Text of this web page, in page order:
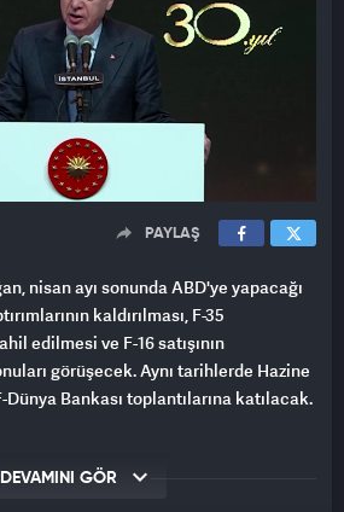
PAYLAŞ
nisan ayı sonunda ABD'ye yapacağı
kaldırılması, F-35
edilmesi ve F-16 satışının
görüşecek. Aynı tarihlerde Hazine
Dünya Bankası toplantılarına katılacak.
DEVAMINI GÖR